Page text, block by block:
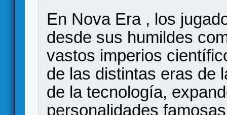
En Nova Era , los
desde sus humildes
vastos imperios
de las distintas eras de
de la tecnología,
personalidades